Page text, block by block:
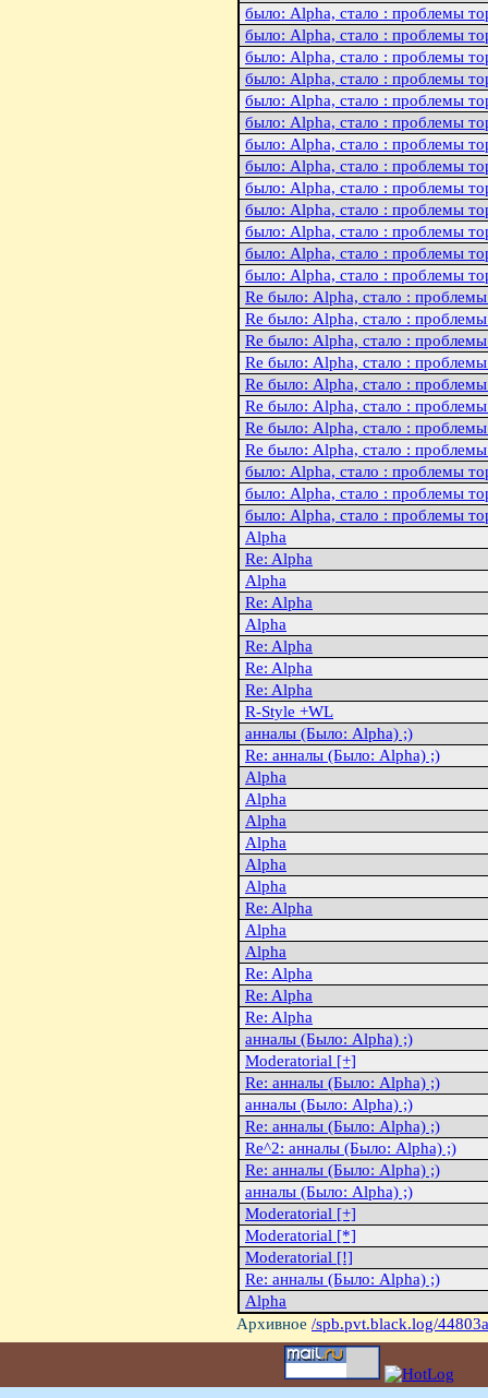
было: Alpha, стало : пpоблемы
было: Alpha, стало : пpоблемы
было: Alpha, стало : пpоблемы
было: Alpha, стало : пpоблемы
было: Alpha, стало : пpоблемы
было: Alpha, стало : пpоблемы
было: Alpha, стало : пpоблемы
было: Alpha, стало : пpоблемы
было: Alpha, стало : пpоблемы
было: Alpha, стало : пpоблемы
было: Alpha, стало : пpоблемы
было: Alpha, стало : пpоблемы
было: Alpha, стало : пpоблемы
Re было: Alpha, стало :
Re было: Alpha, стало :
Re было: Alpha, стало :
Re было: Alpha, стало :
Re было: Alpha, стало :
Re было: Alpha, стало :
Re было: Alpha, стало :
Re было: Alpha, стало :
было: Alpha, стало : пpоблемы
было: Alpha, стало : пpоблемы
было: Alpha, стало : пpоблемы
Alpha
Re: Alpha
Alpha
Re: Alpha
Alpha
Re: Alpha
Re: Alpha
Re: Alpha
R-Style +WL
анналы (Было: Alpha) ;)
Re: анналы (Было: Alpha) ;)
Alpha
Alpha
Alpha
Alpha
Alpha
Alpha
Re: Alpha
Alpha
Alpha
Re: Alpha
Re: Alpha
Re: Alpha
анналы (Было: Alpha) ;)
Moderatorial [+]
Re: анналы (Было: Alpha) ;)
анналы (Было: Alpha) ;)
Re: анналы (Было: Alpha) ;)
Re^2: анналы (Было: Alpha) ;)
Re: анналы (Было: Alpha) ;)
анналы (Было: Alpha) ;)
Moderatorial [+]
Moderatorial [*]
Moderatorial [!]
Re: анналы (Было: Alpha) ;)
Alpha
Архивное /spb.pvt.black.log/